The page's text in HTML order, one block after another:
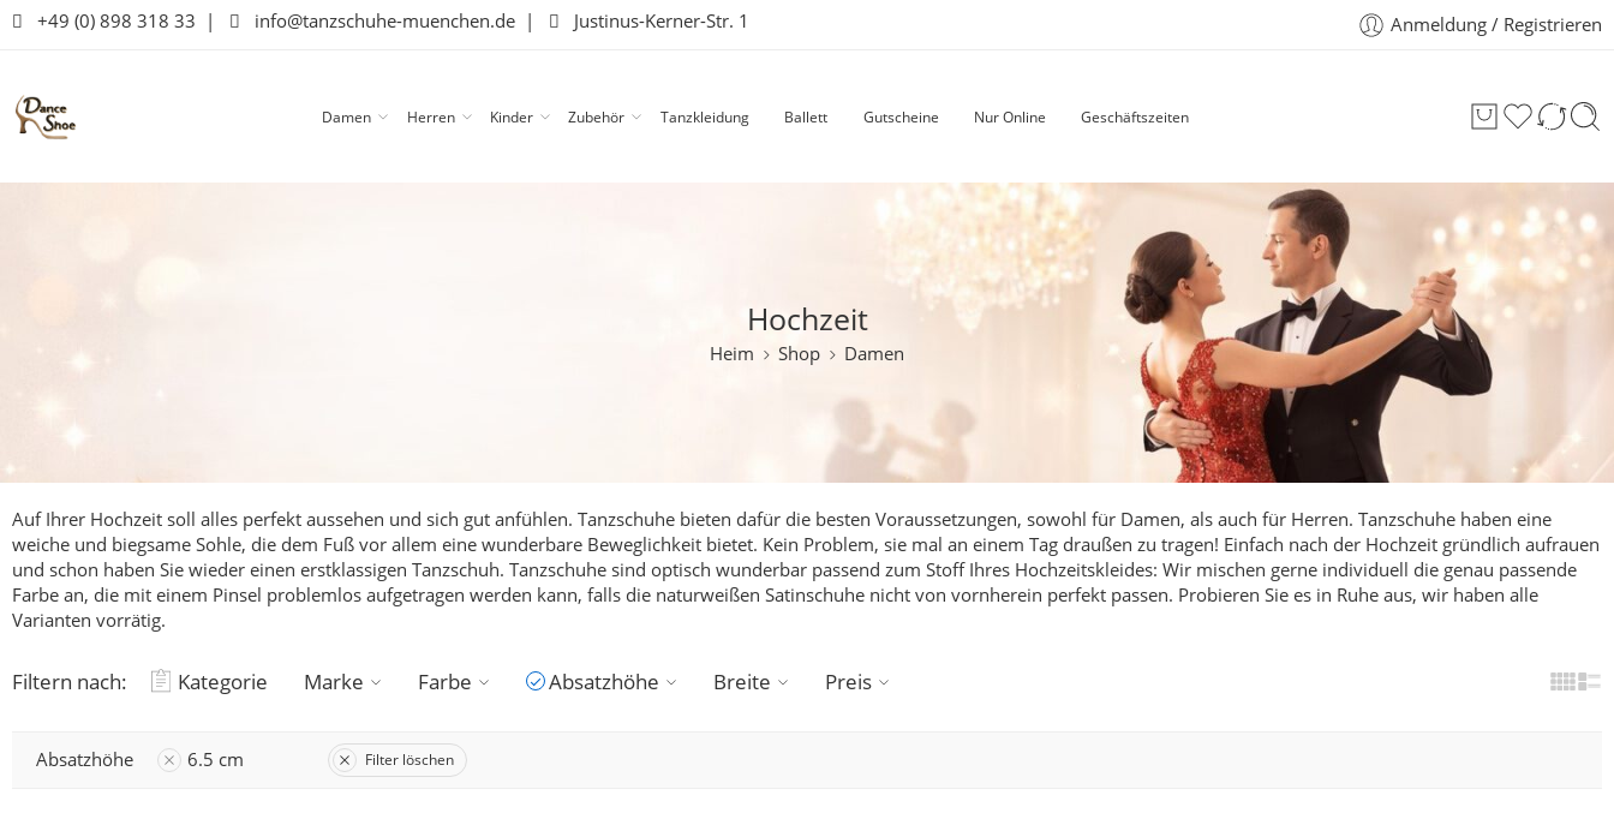
+49 (0) 898 318 33 | info@tanzschuhe-muenchen.de | Justinus-Kerner-Str. 1 Anmeldung / Registrieren
Damen Herren Kinder Zubehör Tanzkleidung Ballett Gutscheine Nur Online Geschäftszeiten
Hochzeit
Heim Shop Damen
Auf Ihrer Hochzeit soll alles perfekt aussehen und sich gut anfühlen. Tanzschuhe bieten dafür die besten Voraussetzungen, sowohl für Damen, als auch für Herren. Tanzschuhe haben eine
weiche und biegsame Sohle, die dem Fuß vor allem eine wunderbare Beweglichkeit bietet. Kein Problem, sie mal an einem Tag draußen zu tragen! Einfach nach der Hochzeit gründlich aufrauen
und schon haben Sie wieder einen erstklassigen Tanzschuh. Tanzschuhe sind optisch wunderbar passend zum Stoff Ihres Hochzeitskleides: Wir mischen gerne individuell die genau passende
Farbe an, die mit einem Pinsel problemlos aufgetragen werden kann, falls die naturweißen Satinschuhe nicht von vornherein perfekt passen. Probieren Sie es in Ruhe aus, wir haben alle
Varianten vorrätig.
Filtern nach: Kategorie Marke Farbe Absatzhöhe Breite Preis
Absatzhöhe 6.5 cm Filter löschen